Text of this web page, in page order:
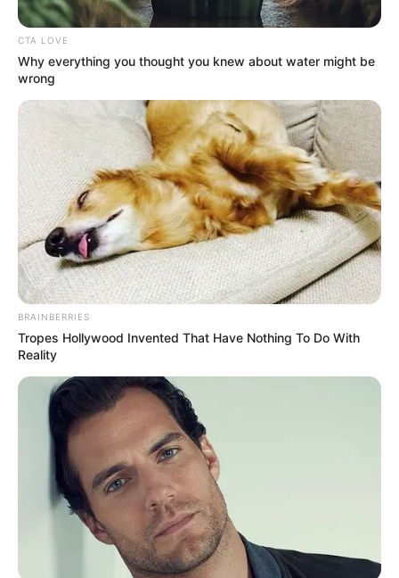
Posted
in
Friss hírek
Feldolgozhatatlan tragédia!
Búcsúzik a család, búcsúzik az
ország! Hatalmas név távozott
közülünk fájóan fiatalon! Ugye
tudjátok, ki volt Ő:
bySzerző • December 2, 2025
CTA LOVE
Why everything you thought you knew about water might be
wrong
BRAINBERRIES
Tropes Hollywood Invented That Have Nothing To Do With
Reality